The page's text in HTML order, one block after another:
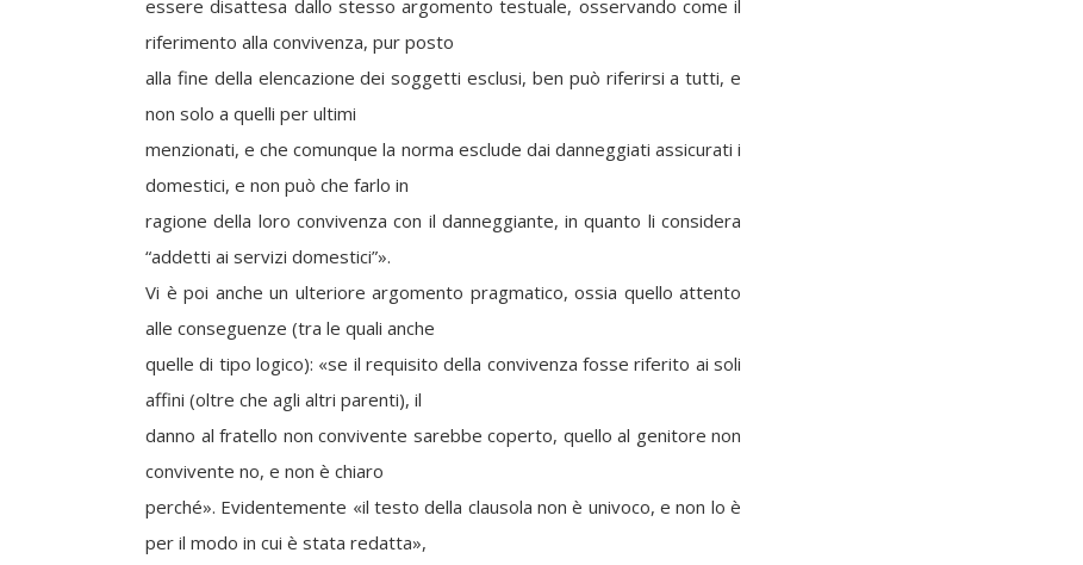
essere disattesa dallo stesso argomento testuale, osservando come il
riferimento alla convivenza, pur posto
alla fine della elencazione dei soggetti esclusi, ben può riferirsi a tutti, e
non solo a quelli per ultimi
menzionati, e che comunque la norma esclude dai danneggiati assicurati i
domestici, e non può che farlo in
ragione della loro convivenza con il danneggiante, in quanto li considera
“addetti ai servizi domestici”».
Vi è poi anche un ulteriore argomento pragmatico, ossia quello attento
alle conseguenze (tra le quali anche
quelle di tipo logico): «se il requisito della convivenza fosse riferito ai soli
affini (oltre che agli altri parenti), il
danno al fratello non convivente sarebbe coperto, quello al genitore non
convivente no, e non è chiaro
perché». Evidentemente «il testo della clausola non è univoco, e non lo è
per il modo in cui è stata redatta»,